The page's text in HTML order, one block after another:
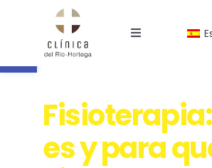
contenido
Toggle
Profesionales
Especialidades
es y para
Abrir barra de herramientas